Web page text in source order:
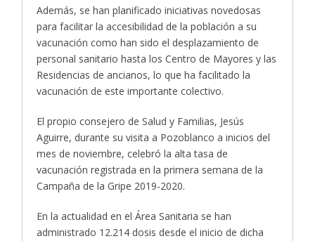
Además, se han planificado iniciativas novedosas
para facilitar la accesibilidad de la población a su
vacunación como han sido el desplazamiento de
personal sanitario hasta los Centro de Mayores y las
Residencias de ancianos, lo que ha facilitado la
vacunación de este importante colectivo.
El propio consejero de Salud y Familias, Jesús
Aguirre, durante su visita a Pozoblanco a inicios del
mes de noviembre, celebró la alta tasa de
vacunación registrada en la primera semana de la
Campaña de la Gripe 2019-2020.
En la actualidad en el Área Sanitaria se han
administrado 12.214 dosis desde el inicio de dicha